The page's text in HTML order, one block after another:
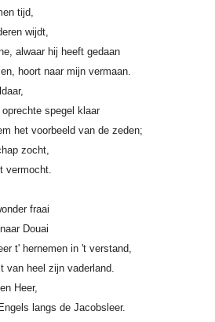
tijd,
wijdt,
alwaar hij heeft gedaan
hoort naar mijn vermaan.
oprechte spegel klaar
het voorbeeld van de zeden;
zocht,
vermocht.
fraai
Douai
t' hernemen in 't verstand,
van heel zijn vaderland.
Heer,
langs de Jacobsleer.